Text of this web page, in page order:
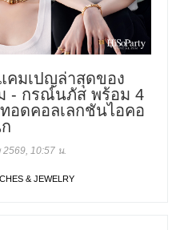
คมเปญล่าสุดของ
ม - กรณ์นภัส พร้อม 4
อดคอลเลกชันไอคอ
10:57 น.
& JEWELRY